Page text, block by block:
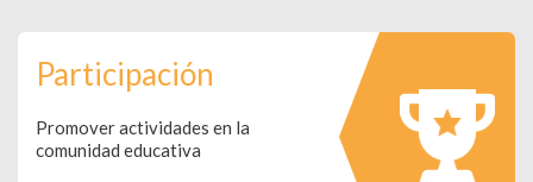
Participación
Promover actividades en la
comunidad educativa